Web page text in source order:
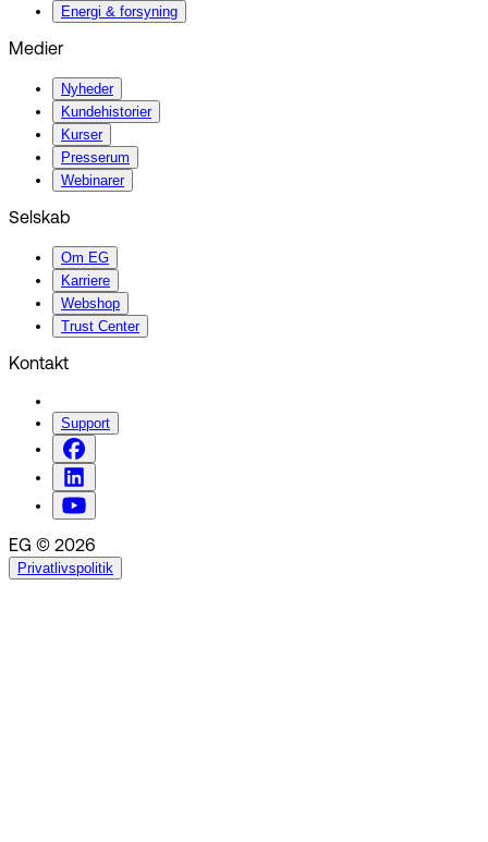
Energi & forsyning
Medier
Nyheder
Kundehistorier
Kurser
Presserum
Webinarer
Selskab
Om EG
Karriere
Webshop
Trust Center
Kontakt
Support
EG © 2026
Privatlivspolitik